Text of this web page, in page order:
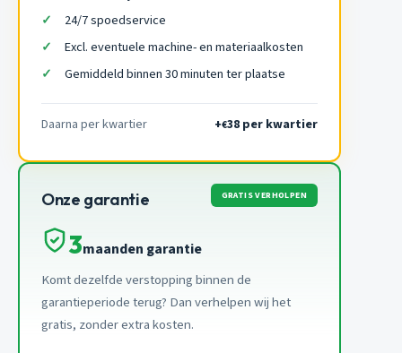
24/7 spoedservice
Excl. eventuele machine- en materiaalkosten
Gemiddeld binnen 30 minuten ter plaatse
Daarna per kwartier +€38 per kwartier
Onze garantie GRATIS VERHOLPEN
3maanden garantie
Komt dezelfde verstopping binnen de
garantieperiode terug? Dan verhelpen wij het
gratis, zonder extra kosten.